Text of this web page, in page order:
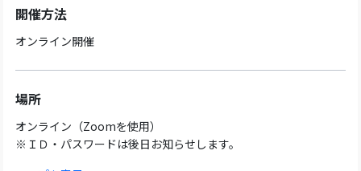
開催方法
オンライン開催
場所
オンライン（Zoomを使用）
※ＩＤ・パスワードは後日お知らせします。